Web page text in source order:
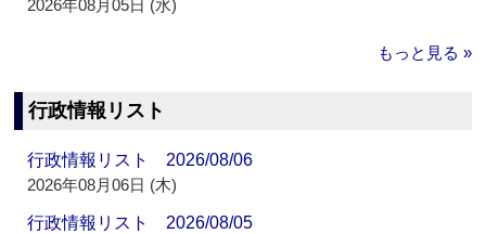
2026年08月05日 (水)
もっと見る »
行政情報リスト
行政情報リスト 2026/08/06
2026年08月06日 (木)
行政情報リスト 2026/08/05